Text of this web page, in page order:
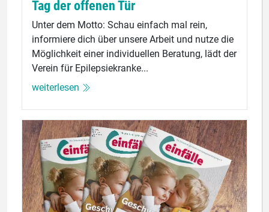
Tag der offenen Tür
Unter dem Motto: Schau einfach mal rein,
informiere dich über unsere Arbeit und nutze die
Möglichkeit einer individuellen Beratung, lädt der
Verein für Epilepsiekranke...
weiterlesen